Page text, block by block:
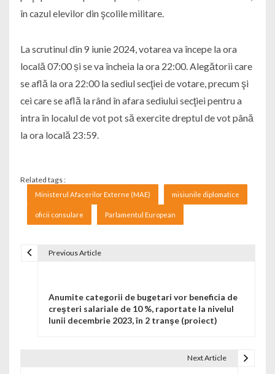
în cazul elevilor din şcolile militare.
La scrutinul din 9 iunie 2024, votarea va începe la ora
locală 07:00 și se va încheia la ora 22:00. Alegătorii care
se află la ora 22:00 la sediul secţiei de votare, precum şi
cei care se află la rând în afara sediului secţiei pentru a
intra în localul de vot pot să exercite dreptul de vot până
la ora locală 23:59.
Related tags :
Ministerul Afacerilor Externe (MAE) misiunile diplomatice
oficii consulare Parlamentul European
Previous Article
Anumite categorii de bugetari vor beneficia de
creşteri salariale de 10 %, raportate la nivelul
lunii decembrie 2023, în 2 tranşe (proiect)
Next Article